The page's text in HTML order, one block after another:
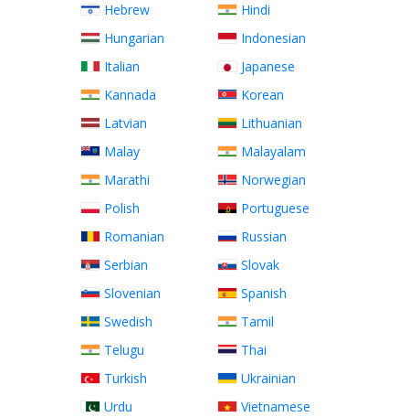
Hebrew
Hindi
Hungarian
Indonesian
Italian
Japanese
Kannada
Korean
Latvian
Lithuanian
Malay
Malayalam
Marathi
Norwegian
Polish
Portuguese
Romanian
Russian
Serbian
Slovak
Slovenian
Spanish
Swedish
Tamil
Telugu
Thai
Turkish
Ukrainian
Urdu
Vietnamese